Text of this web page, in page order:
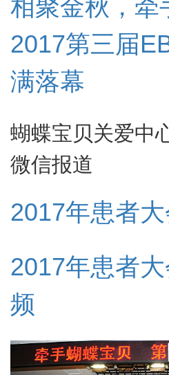
相聚金秋，
2017第三届
满落幕
蝴蝶宝贝关爱中
微信报道
2017年患者
2017年患者
频